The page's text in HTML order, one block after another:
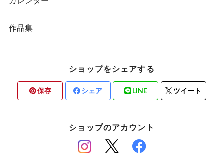
作品集
ショップをシェアする
保存 シェア LINE ツイート
ショップのアカウント